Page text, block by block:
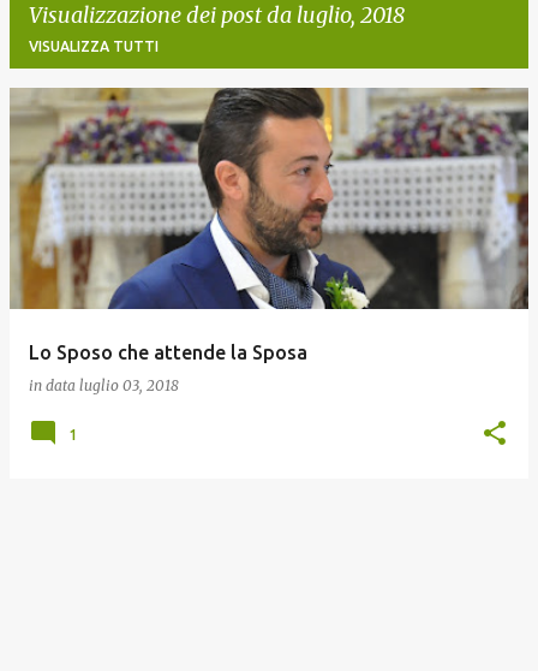
Visualizzazione dei post da luglio, 2018
VISUALIZZA TUTTI
P
o
s
t
Lo Sposo che attende la Sposa
in data luglio 03, 2018
1